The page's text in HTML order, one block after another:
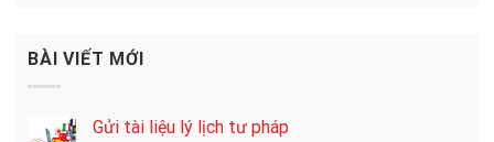
BÀI VIẾT MỚI
Gửi tài liệu lý lịch tư pháp